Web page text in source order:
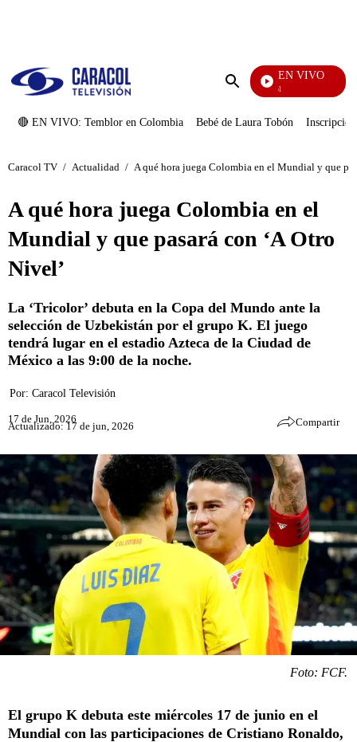
Enviar
EN VIVO
Noticias Caracol
🔴 EN VIVO: Temblor en Colombia Bebé de Laura Tobón
Caracol TV / Actualidad / A qué hora juega Colombia en el Mundial y que
A qué hora juega Colombia en el
Mundial y que pasará con ‘A Otro
Nivel’
La ‘Tricolor’ debuta en la Copa del Mundo ante la
selección de Uzbekistán por el grupo K. El juego
tendrá lugar en el estadio Azteca de la Ciudad de
México a las 9:00 de la noche.
Por: Caracol Televisión
17 de Jun, 2026
Actualizado: 17 de jun, 2026 Compartir
Foto: FCF.
El grupo K debuta este miércoles 17 de junio en el
Mundial con las participaciones de Cristiano Ronaldo,